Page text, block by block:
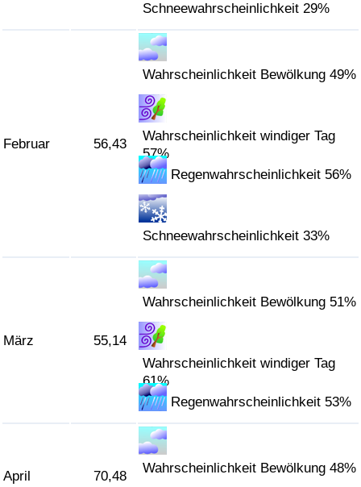
Schneewahrscheinlichkeit 29%
Februar 56,43
Wahrscheinlichkeit Bewölkung 49%
Wahrscheinlichkeit windiger Tag
57%
Regenwahrscheinlichkeit 56%
Schneewahrscheinlichkeit 33%
März 55,14
Wahrscheinlichkeit Bewölkung 51%
Wahrscheinlichkeit windiger Tag
61%
Regenwahrscheinlichkeit 53%
April 70,48
Wahrscheinlichkeit Bewölkung 48%
Umweltverschmutzungs-Index nach Land
Verkehrs-Index (aktuell)
Verkehrs-Index nach Land